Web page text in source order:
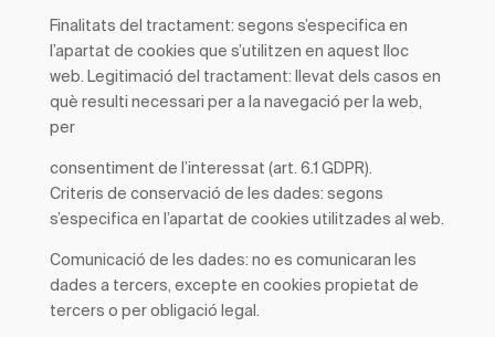
Finalitats del tractament: segons s’especifica en
l’apartat de cookies que s’utilitzen en aquest lloc
web. Legitimació del tractament: llevat dels casos en
què resulti necessari per a la navegació per la web,
per
consentiment de l’interessat (art. 6.1 GDPR).
Criteris de conservació de les dades: segons
s’especifica en l’apartat de cookies utilitzades al web.
Comunicació de les dades: no es comunicaran les
dades a tercers, excepte en cookies propietat de
tercers o per obligació legal.